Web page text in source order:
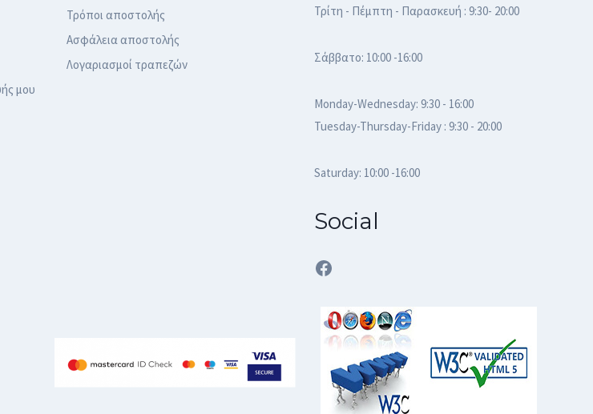
μου
Τρόποι αποστολής
Ασφάλεια αποστολής
Λογαριασμοί τραπεζών
Τρίτη - Πέμπτη - Παρασκευή : 9:30- 20:00
Σάββατο: 10:00 -16:00
Monday-Wednesday: 9:30 - 16:00
Tuesday-Thursday-Friday : 9:30 - 20:00
Saturday: 10:00 -16:00
Social
Facebook